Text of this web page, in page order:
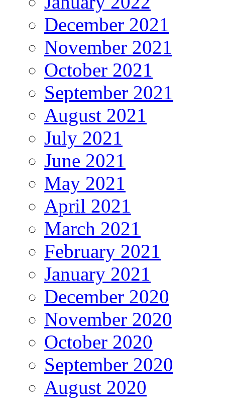
December 2021
November 2021
October 2021
September 2021
August 2021
July 2021
June 2021
May 2021
April 2021
March 2021
February 2021
January 2021
December 2020
November 2020
October 2020
September 2020
August 2020